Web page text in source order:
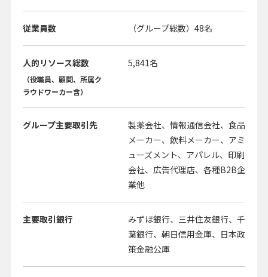
従業員数 （グループ総数）48名
人的リソース総数
（役職員、顧問、所属ク
ラウドワーカー含）
5,841名
グループ主要取引先
製薬会社、情報通信会社、食品
メーカー、飲料メーカー、アミ
ューズメント、アパレル、印刷
会社、広告代理店、各種B2B企
業他
主要取引銀行
みずほ銀行、三井住友銀行、千
葉銀行、朝日信用金庫、日本政
策金融公庫